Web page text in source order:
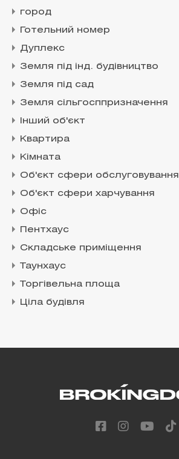
город
Готельний номер
Дуплекс
Земля під інд. будівництво
Земля під сад
Земля сільгосппризначення
Інший об'єкт
Квартира
Кімната
Об'єкт сфери обслуговування
Об'єкт сфери харчування
Офіс
Пентхаус
Складське приміщення
Таунхаус
Торгівельна площа
Ціла будівля